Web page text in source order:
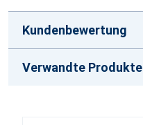
Kundenbewertung
Verwandte Produkte